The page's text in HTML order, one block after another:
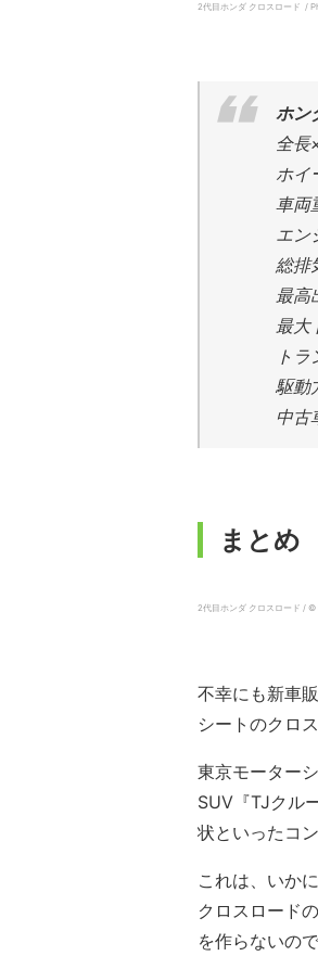
2代目ホンダ クロスロード /
ホン
全長
ホイ
車両
エン
総排
最高
最大
ト
駆動
中古
まとめ
2代目ホンダ クロスロード /
不幸にも新車
シートのクロ
東京モーター
SUV『TJクル
状といったコ
これは、いか
クロスロード
を作らないの